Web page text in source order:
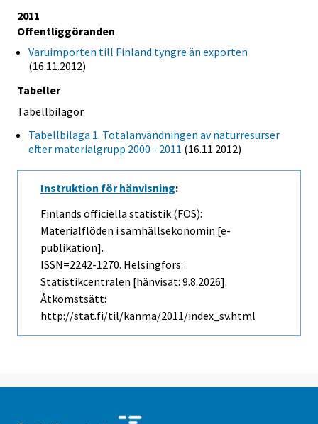
2011
Offentliggöranden
Varuimporten till Finland tyngre än exporten
(16.11.2012)
Tabeller
Tabellbilagor
Tabellbilaga 1. Totalanvändningen av naturresurser
efter materialgrupp 2000 - 2011 (16.11.2012)
Instruktion för hänvisning:
Finlands officiella statistik (FOS):
Materialflöden i samhällsekonomin [e-
publikation].
ISSN=2242-1270. Helsingfors:
Statistikcentralen [hänvisat: 9.8.2026].
Åtkomstsätt:
http://stat.fi/til/kanma/2011/index_sv.html